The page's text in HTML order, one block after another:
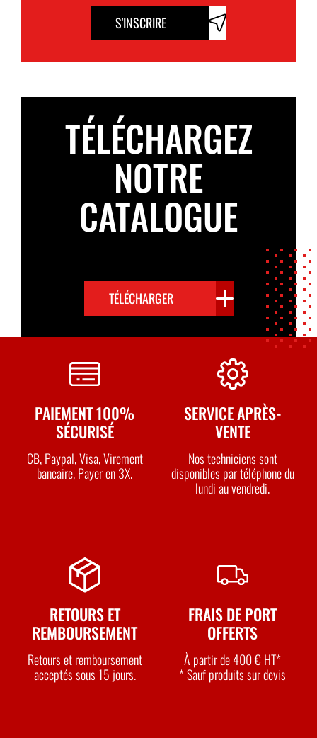
CARACTÉRISTIQUES DU PRODUIT
Dilution :50 % Greenstop + 50 % eau
Rendement :environ 10 m² par litre de
pulvérisateur dorsal, arrosoir
ou brosse
Rinçage :non nécessaire
Supports :bois, pierre, pierre naturelle,
pierre calcaire, métal, plastique, verre…
Action :élimination des dépôts verts et
maintien de la surface propre
Le Démousseur Greenstop 5 L constitue ainsi
une solution pratique et économique pour
l’entretien et le nettoyage des surfaces
extérieures envahies par les dépôts verts.
S'INSCRIRE
TÉLÉCHARGEZ
NOTRE
CATALOGUE
TÉLÉCHARGER
PAIEMENT 100%
SÉCURISÉ
CB, Paypal, Visa, Virement
bancaire, Payer en 3X.
SERVICE APRÈS-
VENTE
Nos techniciens sont
disponibles par téléphone du
lundi au vendredi.
RETOURS ET
REMBOURSEMENT
Retours et remboursement
acceptés sous 15 jours.
FRAIS DE PORT
OFFERTS
À partir de 400 € HT*
* Sauf produits sur devis